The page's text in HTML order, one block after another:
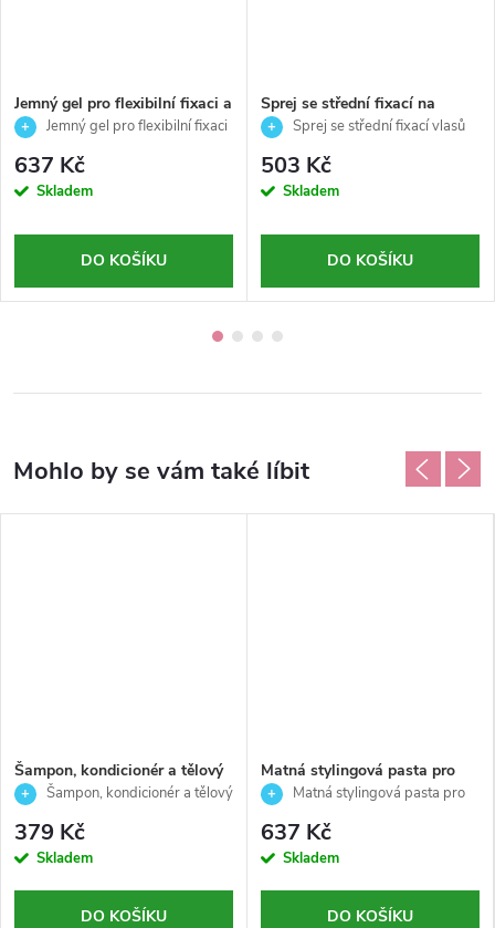
Jemný gel pro flexibilní fixaci a
lesk vlasů-Styling-American
Jemný gel pro flexibilní fixaci
637 Kč
Skladem
DO KOŠÍKU
Sprej se střední fixací na
vlasy-Styling-American crew-
Sprej se střední fixací vlasů
503 Kč
Skladem
DO KOŠÍKU
Šampon, kondicionér a tělový
mycí gel pro muže na mastné
3V1 TEE TREE-American
crew-250ml
Šampon, kondicionér a tělový
379 Kč
Skladem
DO KOŠÍKU
Matná stylingová pasta pro
střední fixaci vlasů-Styling-
Matná stylingová pasta pro
637 Kč
Skladem
DO KOŠÍKU